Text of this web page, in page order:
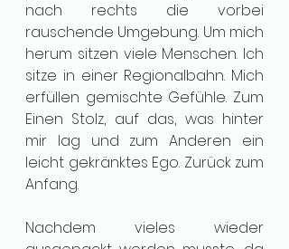
nach rechts die vorbei
rauschende Umgebung. Um mich
herum sitzen viele Menschen. Ich
sitze in einer Regionalbahn. Mich
erfüllen gemischte Gefühle. Zum
Einen Stolz, auf das, was hinter
mir lag und zum Anderen ein
leicht gekränktes Ego. Zurück zum
Anfang.
Nachdem vieles wieder